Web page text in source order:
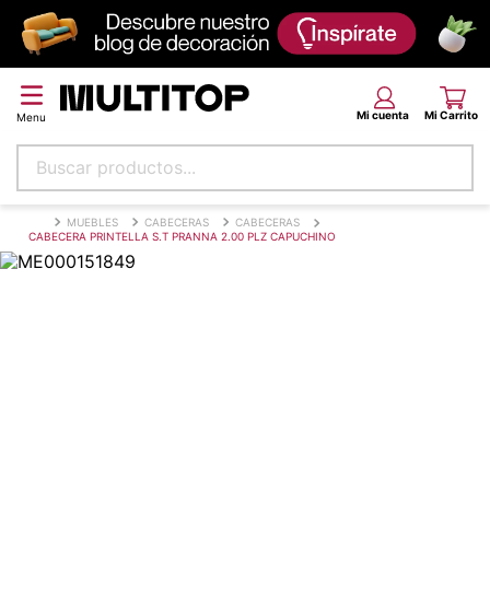
Buscar productos...
MUEBLES CABECERAS
CABECERAS
CABECERA PRINTELLA S.T PRANNA 2.00 PLZ CAPUCHINO
Términos más buscados
papel tapiz